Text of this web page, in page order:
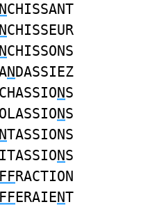
NCHISSANT
NCHISSEUR
NCHISSONS
NDASSIEZ
NS
NS
NTASSIONS
NS
FFRACTION
FFERAIENT